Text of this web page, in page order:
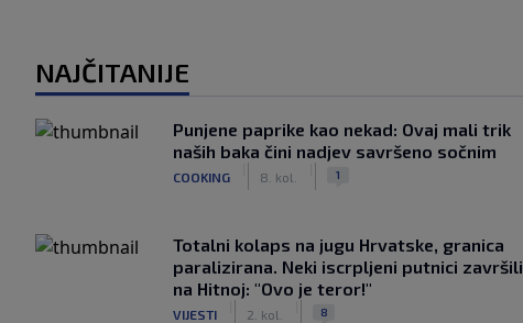
NAJČITANIJE
Punjene paprike kao nekad: Ovaj mali trik
naših baka čini nadjev savršeno sočnim
COOKING 8. kol. 1
Totalni kolaps na jugu Hrvatske, granica
paralizirana. Neki iscrpljeni putnici završili
na Hitnoj: "Ovo je teror!"
VIJESTI 2. kol. 8